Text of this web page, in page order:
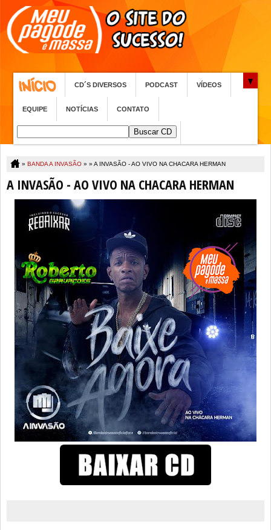
CD´S DIVERSOS PODCAST VÍDEOS
EQUIPE NOTÍCIAS CONTATO
» BANDA A INVASÃO » » A INVASÃO - AO VIVO NA CHACARA HERMAN
A INVASÃO - AO VIVO NA CHACARA HERMAN